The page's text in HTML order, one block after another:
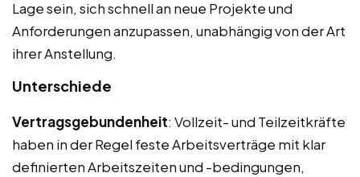
Lage sein, sich schnell an neue Projekte und
Anforderungen anzupassen, unabhängig von der Art
ihrer Anstellung.
Unterschiede
Vertragsgebundenheit: Vollzeit- und Teilzeitkräfte
haben in der Regel feste Arbeitsverträge mit klar
definierten Arbeitszeiten und -bedingungen,